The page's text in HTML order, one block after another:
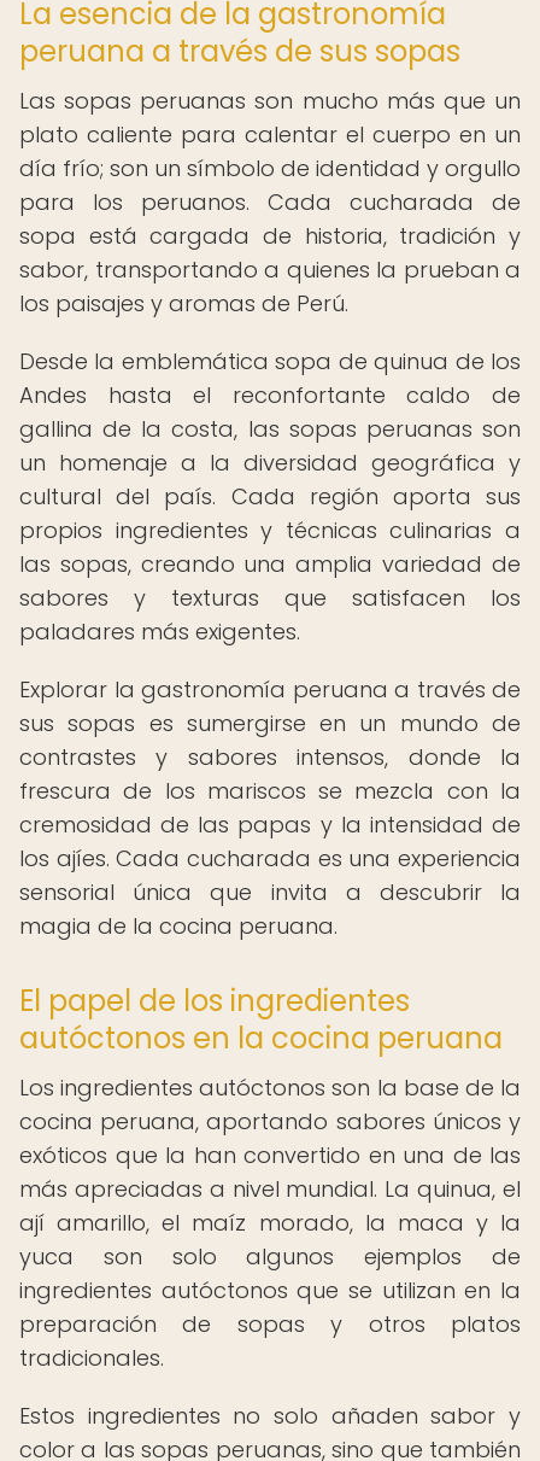
La esencia de la gastronomía
peruana a través de sus sopas
Las sopas peruanas son mucho más que un
plato caliente para calentar el cuerpo en un
día frío; son un símbolo de identidad y orgullo
para los peruanos. Cada cucharada de
sopa está cargada de historia, tradición y
sabor, transportando a quienes la prueban a
los paisajes y aromas de Perú.
Desde la emblemática sopa de quinua de los
Andes hasta el reconfortante caldo de
gallina de la costa, las sopas peruanas son
un homenaje a la diversidad geográfica y
cultural del país. Cada región aporta sus
propios ingredientes y técnicas culinarias a
las sopas, creando una amplia variedad de
sabores y texturas que satisfacen los
paladares más exigentes.
Explorar la gastronomía peruana a través de
sus sopas es sumergirse en un mundo de
contrastes y sabores intensos, donde la
frescura de los mariscos se mezcla con la
cremosidad de las papas y la intensidad de
los ajíes. Cada cucharada es una experiencia
sensorial única que invita a descubrir la
magia de la cocina peruana.
El papel de los ingredientes
autóctonos en la cocina peruana
Los ingredientes autóctonos son la base de la
cocina peruana, aportando sabores únicos y
exóticos que la han convertido en una de las
más apreciadas a nivel mundial. La quinua, el
ají amarillo, el maíz morado, la maca y la
yuca son solo algunos ejemplos de
ingredientes autóctonos que se utilizan en la
preparación de sopas y otros platos
tradicionales.
Estos ingredientes no solo añaden sabor y
color a las sopas peruanas, sino que también